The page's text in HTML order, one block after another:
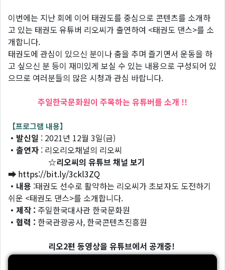
이번에는 지난 회에 이어 태권도를 중심으로 콘텐츠를 소개하
고 있는 태권도 유튜버 리오씨가 출연하여 <태권도 댄스>를 소
개합니다.
태권도에 관심이 있으신 분이나 춤을 추며 즐기면서 운동을 하
고 싶으신 분 등이 재미있게 보실 수 있는 내용으로 구성되어 있
으므로 여러분들의 많은 시청과 관심 바랍니다.
주일한국문화원이 주목하는 유튜버를 소개 !!
【프로그램 내용】
・발신일 : 2021년 12월 3일(금)
・출연자 : 리오리오채널의 리오씨
☆리오씨의 유튜브 채널 보기
➡ https://bit.ly/3ckl3ZQ
・내용 :태권도 선수로 활약하는 리오씨가 초보자도 도전하기
쉬운 <태권도 댄스>를 소개합니다.
・제작 : 주일한국대사관 한국문화원
・협력 : 한국관광공사, 한국콘텐츠진흥원
리오2편 동영상을 유튜브에서 공개중!